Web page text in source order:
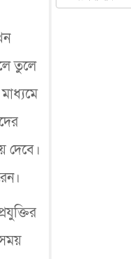
তুলে
দেবে।